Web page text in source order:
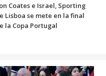
Coates e Israel, Sporting
Lisboa se mete en la final
la Copa Portugal